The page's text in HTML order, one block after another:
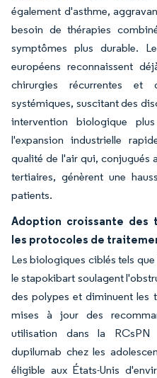
également d'asthme,
besoin de thérapies
symptômes plus durable.
européens reconnaissent
chirurgies récurrentes et
systémiques, suscitant des
intervention biologique
l'expansion industrielle
qualité de l'air qui, conjugués
tertiaires, génèrent une
patients.
Adoption croissante des
les protocoles de
Les biologiques ciblés tels
le stapokibart soulagent
des polypes et diminuent les
mises à jour des
utilisation dans la RCsPN
dupilumab chez les
éligible aux États-Unis